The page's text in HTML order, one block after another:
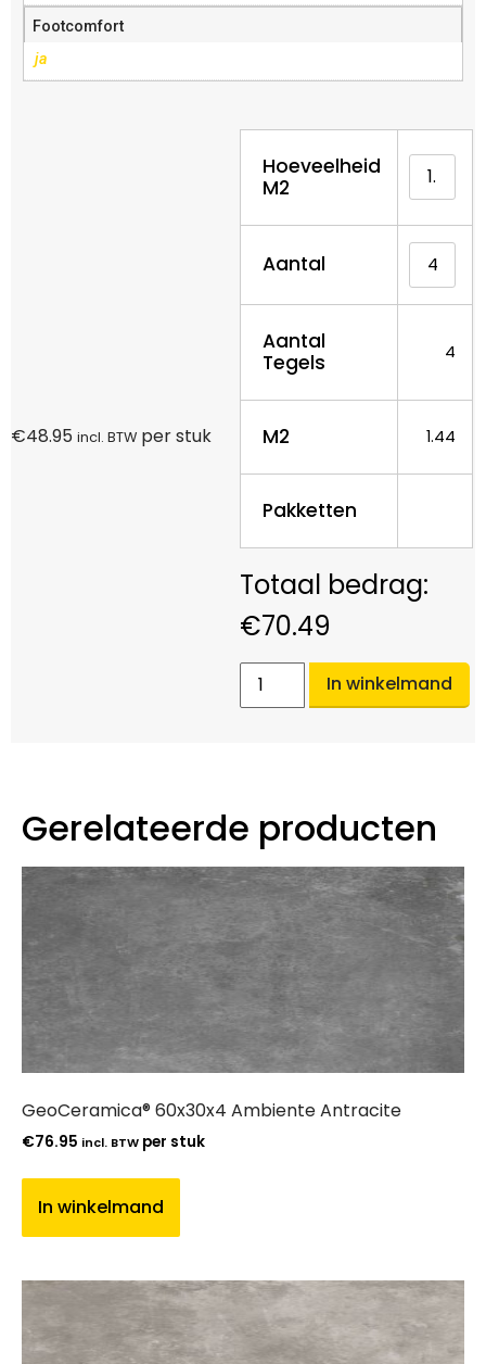
Footcomfort
ja
€48.95 incl. BTW per stuk
Hoeveelheid
M2
Aantal
Aantal
Tegels
4
M2 1.44
Pakketten
€70.49
In winkelmand
Gerelateerde producten
GeoCeramica® 60x30x4 Ambiente Antracite
€76.95 incl. BTW per stuk
In winkelmand